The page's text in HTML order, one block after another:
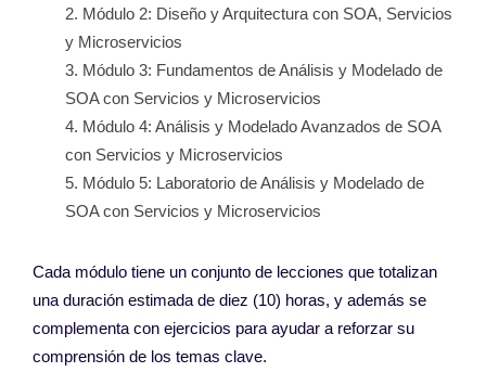
Módulo 2: Diseño y Arquitectura con SOA, Servicios
y Microservicios
Módulo 3: Fundamentos de Análisis y Modelado de
SOA con Servicios y Microservicios
Módulo 4: Análisis y ModeladoAvanzados de SOA
con Servicios y Microservicios
Módulo 5: Laboratorio de Análisis y Modelado de
SOA con Servicios y Microservicios
Cada módulo tiene un conjunto de lecciones que totalizan
una duración estimada de diez (10) horas, y además se
complementa con ejercicios para ayudar a reforzar su
comprensión de los temas clave.